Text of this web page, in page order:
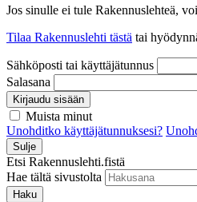
Jos sinulle ei tule Rakennuslehteä,
Tilaa Rakennuslehti tästä tai
Sähköposti tai käyttäjätunnus
Salasana
Kirjaudu sisään
Muista minut
Unohditko käyttäjätunnuksesi?
Sulje
Etsi Rakennuslehti.fistä
Hae tältä sivustolta
Haku